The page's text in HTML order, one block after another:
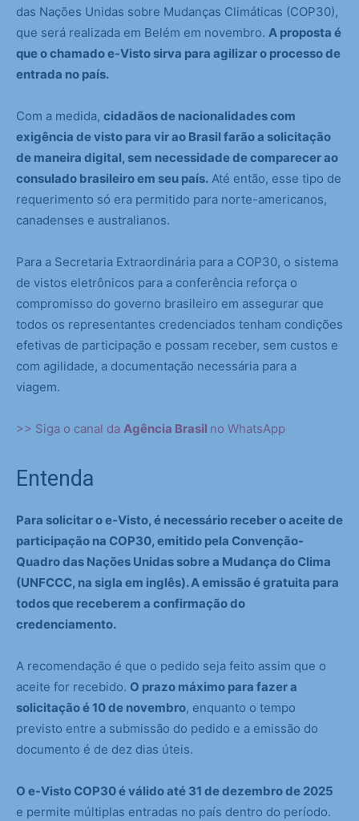
das Nações Unidas sobre Mudanças Climáticas (COP30),
que será realizada em Belém em novembro. A proposta é
que o chamado e-Visto sirva para agilizar o processo de
entrada no país.
Com a medida, cidadãos de nacionalidades com
exigência de visto para vir ao Brasil farão a solicitação
de maneira digital, sem necessidade de comparecer ao
consulado brasileiro em seu país. Até então, esse tipo de
requerimento só era permitido para norte-americanos,
canadenses e australianos.
Para a Secretaria Extraordinária para a COP30, o sistema
de vistos eletrônicos para a conferência reforça o
compromisso do governo brasileiro em assegurar que
todos os representantes credenciados tenham condições
efetivas de participação e possam receber, sem custos e
com agilidade, a documentação necessária para a
viagem.
>> Siga o canal da Agência Brasil no WhatsApp
Entenda
Para solicitar o e-Visto, é necessário receber o aceite de
participação na COP30, emitido pela Convenção-
Quadro das Nações Unidas sobre a Mudança do Clima
(UNFCCC, na sigla em inglês). A emissão é gratuita para
todos que receberem a confirmação do
credenciamento.
A recomendação é que o pedido seja feito assim que o
aceite for recebido. O prazo máximo para fazer a
solicitação é 10 de novembro, enquanto o tempo
previsto entre a submissão do pedido e a emissão do
documento é de dez dias úteis.
O e-Visto COP30 é válido até 31 de dezembro de 2025
e permite múltiplas entradas no país dentro do período.